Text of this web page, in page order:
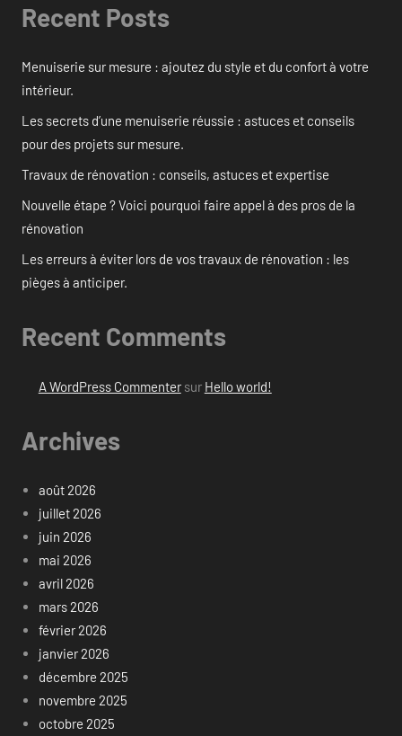
Recent Posts
Menuiserie sur mesure : ajoutez du style et du confort à votre
intérieur.
Les secrets d’une menuiserie réussie : astuces et conseils
pour des projets sur mesure.
Travaux de rénovation : conseils, astuces et expertise
Nouvelle étape ? Voici pourquoi faire appel à des pros de la
rénovation
Les erreurs à éviter lors de vos travaux de rénovation : les
pièges à anticiper.
Recent Comments
A WordPress Commentersur Hello world!
Archives
août 2026
juillet 2026
juin 2026
mai 2026
avril 2026
mars 2026
février 2026
janvier 2026
décembre 2025
novembre 2025
octobre 2025